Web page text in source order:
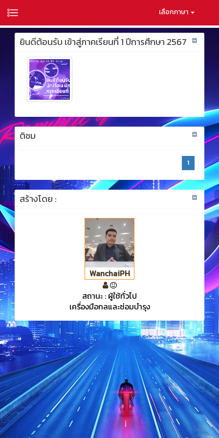
เลือกภาษา
ยินดีต้อนรับ เข้าสู่ภาคเรียนที่ 1 ปีการศึกษา 2567
ติชม
1
สร้างโดย :
WanchaiPH
สถานะ : ผู้ใช้ทั่วไป
เครื่องมือกลและซ่อมบำรุง